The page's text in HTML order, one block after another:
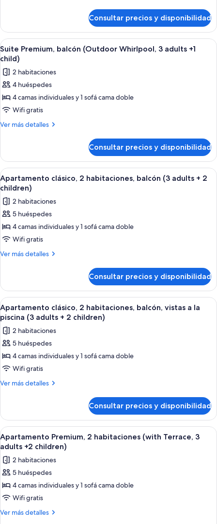
vistas
a
la
piscina
(3
adults
+
child)
Premium,
habitaciones,
balcón,
la
(3
adults
1
Consultar precios y disponibilidad
Abrir
todas
las
fotos
de
Suite
Premium,
balcón
3
adults
+1
child)
Un dormitorio con cama, mesitas de
9
Suite Premium, balcón (Outdoor Whirlpool, 3 adults +1
child)
2 habitaciones
4 huéspedes
4 camas individuales y 1 sofá cama doble
Wifi gratis
Ver más detalles
Más
Premium,
balcón
(Outdoor
Whirlpool,
adults
+1
Consultar precios y disponibilidad
Abrir
todas
las
fotos
de
Apartamento
clásico,
2
(3
adults
+
2
children)
Caja fuerte, cortinas opacas, wifi
8
Apartamento clásico, 2 habitaciones, balcón (3 adults + 2
children)
2 habitaciones
5 huéspedes
4 camas individuales y 1 sofá cama doble
Wifi gratis
Ver más detalles
Más
clásico,
habitaciones,
balcón
(3
adults
+
children)
Consultar precios y disponibilidad
Abrir
todas
las
fotos
de
Apartamento
clásico,
2
vistas
a
la
piscina
(3
adults
+
2
children)
Habitación de hotel moderna con
14
Apartamento clásico, 2 habitaciones, balcón, vistas a la
piscina (3 adults + 2 children)
2 habitaciones
5 huéspedes
4 camas individuales y 1 sofá cama doble
Wifi gratis
Ver más detalles
Más
clásico,
habitaciones,
balcón,
la
(3
adults
2
Consultar precios y disponibilidad
Abrir
todas
las
fotos
de
Apartamento
Premium,
2
Caja fuerte, cortinas opacas, wifi
7
Apartamento Premium, 2 habitaciones (with Terrace, 3
adults +2 children)
2 habitaciones
5 huéspedes
4 camas individuales y 1 sofá cama doble
Wifi gratis
Ver más detalles
Más